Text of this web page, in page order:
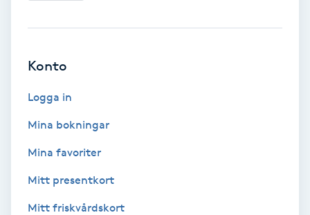
Brynformning
Brynfärgning
Bröllopsuppsättning
Celluliter
Konto
Logga in
Mina bokningar
Mina favoriter
Mitt presentkort
Mitt friskvårdskort